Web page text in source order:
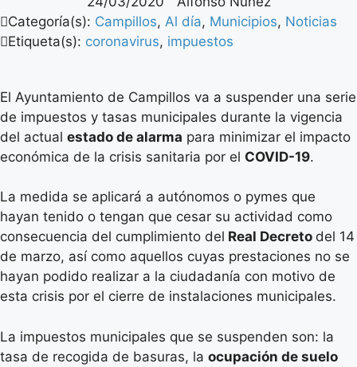
Categoría(s): Campillos, Al día, Municipios, Noticias
Etiqueta(s): coronavirus, impuestos
El Ayuntamiento de Campillos va a suspender una serie
de impuestos y tasas municipales durante la vigencia
del actual estado de alarma para minimizar el impacto
económica de la crisis sanitaria por el COVID-19.
La medida se aplicará a autónomos o pymes que
hayan tenido o tengan que cesar su actividad como
consecuencia del cumplimiento del Real Decreto del 14
de marzo, así como aquellos cuyas prestaciones no se
hayan podido realizar a la ciudadanía con motivo de
esta crisis por el cierre de instalaciones municipales.
La impuestos municipales que se suspenden son: la
tasa de recogida de basuras, la ocupación de suelo